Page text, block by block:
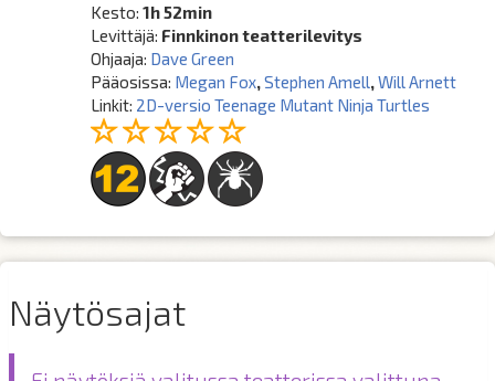
Kesto:1h 52min
Levittäjä: Finnkinon teatterilevitys
Ohjaaja: Dave Green
Pääosissa: Megan Fox,Stephen Amell ,Will Arnett
Linkit: 2D-versio Teenage Mutant Ninja Turtles
Näytösajat